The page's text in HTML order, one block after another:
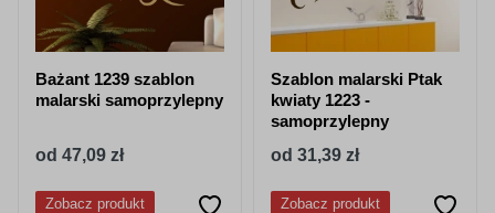
Bażant 1239 szablon
malarski samoprzylepny
od 47,09 zł
Zobacz produkt
Szablon malarski Ptak
kwiaty 1223 -
samoprzylepny
od 31,39 zł
Zobacz produkt